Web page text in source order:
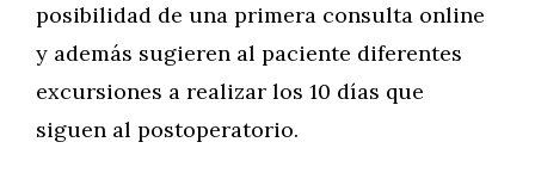
posibilidad de una primera consulta online
y además sugieren al paciente diferentes
excursiones a realizar los 10 días que
siguen al postoperatorio.